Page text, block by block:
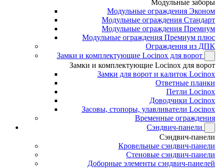
Модульные заборы
Модульные ограждения Эконом
Модульные ограждения Стандарт
Модульные ограждения Премиум
Модульные ограждения Премиум плюс
Ограждения из ДПК
Замки и комплектующие Locinox для ворот
Замки и комплектующие Locinox для ворот
Замки для ворот и калиток Locinox
Ответные планки
Петли Locinox
Доводчики Locinox
Засовы, стопоры, улавливатели Locinox
Временные ограждения
Сэндвич-панели
Сэндвич-панели
Кровельные сэндвич-панели
Стеновые сэндвич-панели
Доборные элементы сэндвич-панелей